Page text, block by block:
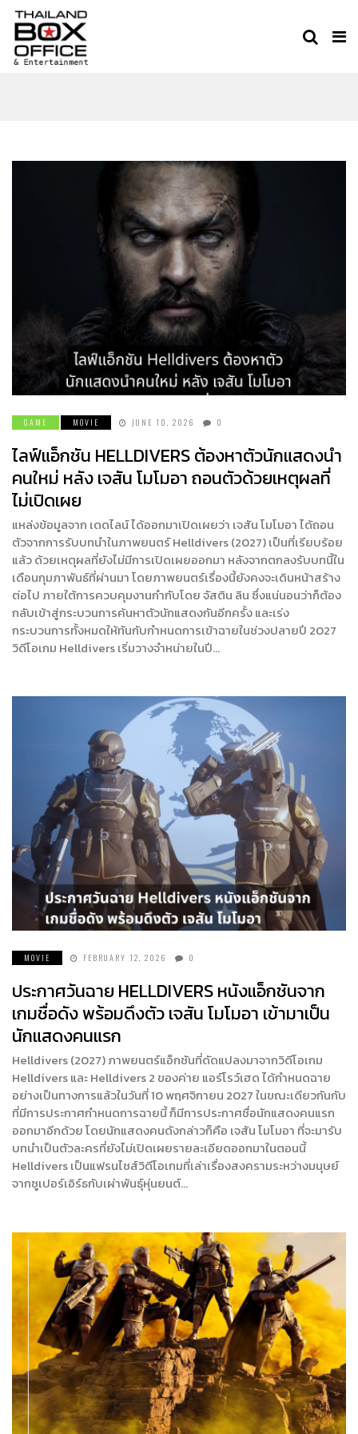
GAME MOVIE JUNE 10, 2026 0
ไลฟ์แอ็กชัน HELLDIVERS ต้องหาตัวนักแสดงนำ
คนใหม่ หลัง เจสัน โมโมอา ถอนตัวด้วยเหตุผลที่
ไม่เปิดเผย
แหล่งข้อมูลจาก เดดไลน์ ได้ออกมาเปิดเผยว่า เจสัน โมโมอา ได้ถอน
ตัวจากการรับบทนำในภาพยนตร์ Helldivers (2027) เป็นที่เรียบร้อย
แล้ว ด้วยเหตุผลที่ยังไม่มีการเปิดเผยออกมา หลังจากตกลงรับบทนี้ใน
เดือนกุมภาพันธ์ที่ผ่านมา โดยภาพยนตร์เรื่องนี้ยังคงจะเดินหน้าสร้าง
ต่อไป ภายใต้การควบคุมงานกำกับโดย จัสติน ลิน ซึ่งแน่นอนว่าก็ต้อง
กลับเข้าสู่กระบวนการค้นหาตัวนักแสดงกันอีกครั้ง และเร่ง
กระบวนการทั้งหมดให้ทันกับกำหนดการเข้าฉายในช่วงปลายปี 2027
วิดีโอเกม Helldivers เริ่มวางจำหน่ายในปี…
MOVIE FEBRUARY 12, 2026 0
ประกาศวันฉาย HELLDIVERS หนังแอ็กชันจาก
เกมชื่อดัง พร้อมดึงตัว เจสัน โมโมอา เข้ามาเป็น
นักแสดงคนแรก
Helldivers (2027) ภาพยนตร์แอ็กชันที่ดัดแปลงมาจากวิดีโอเกม
Helldivers และ Helldivers 2 ของค่าย แอร์โรว์เฮด ได้กำหนดฉาย
อย่างเป็นทางการแล้วในวันที่ 10 พฤศจิกายน 2027 ในขณะเดียวกันกับ
ที่มีการประกาศกำหนดการฉายนี้ ก็มีการประกาศชื่อนักแสดงคนแรก
ออกมาอีกด้วย โดยนักแสดงคนดังกล่าวก็คือ เจสัน โมโมอา ที่จะมารับ
บทนำเป็นตัวละครที่ยังไม่เปิดเผยรายละเอียดออกมาในตอนนี้
Helldivers เป็นแฟรนไชส์วิดีโอเกมที่เล่าเรื่องสงครามระหว่างมนุษย์
จากซูเปอร์เอิร์ธกับเผ่าพันธุ์หุ่นยนต์…